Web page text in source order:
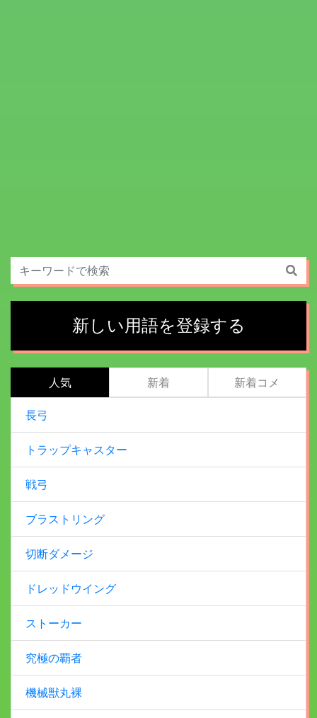
新しい用語を登録する
人気 新着 新着コメ
長弓
トラップキャスター
戦弓
ブラストリング
切断ダメージ
ドレッドウイング
ストーカー
究極の覇者
機械獣丸裸